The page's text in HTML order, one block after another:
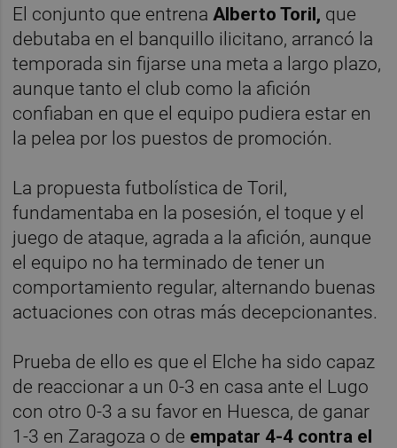
El conjunto que entrena Alberto Toril, que
debutaba en el banquillo ilicitano, arrancó la
temporada sin fijarse una meta a largo plazo,
aunque tanto el club como la afición
confiaban en que el equipo pudiera estar en
la pelea por los puestos de promoción.
La propuesta futbolística de Toril,
fundamentaba en la posesión, el toque y el
juego de ataque, agrada a la afición, aunque
el equipo no ha terminado de tener un
comportamiento regular, alternando buenas
actuaciones con otras más decepcionantes.
Prueba de ello es que el Elche ha sido capaz
de reaccionar a un 0-3 en casa ante el Lugo
con otro 0-3 a su favor en Huesca, de ganar
1-3 en Zaragoza o de empatar 4-4 contra el